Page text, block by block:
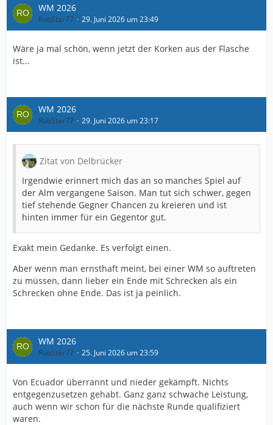
WM 2026
RobStar77 29. Juni 2026 um 23:49
Wäre ja mal schön, wenn jetzt der Korken aus der Flasche
ist...
WM 2026
RobStar77 29. Juni 2026 um 23:17
Zitat von Delbrücker
Irgendwie erinnert mich das an so manches Spiel auf
der Alm vergangene Saison. Man tut sich schwer, gegen
tief stehende Gegner Chancen zu kreieren und ist
hinten immer für ein Gegentor gut.
Exakt mein Gedanke. Es verfolgt einen.
Aber wenn man ernsthaft meint, bei einer WM so auftreten
zu müssen, dann lieber ein Ende mit Schrecken als ein
Schrecken ohne Ende. Das ist ja peinlich.
WM 2026
RobStar77 25. Juni 2026 um 23:59
Von Ecuador überrannt und nieder gekämpft. Nichts
entgegenzusetzen gehabt. Ganz ganz schwache Leistung,
auch wenn wir schon für die nächste Runde qualifiziert
waren.